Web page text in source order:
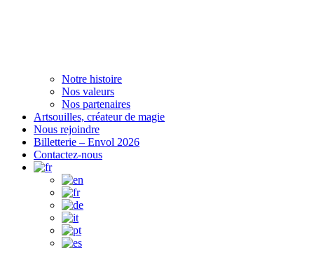
Notre histoire
Nos valeurs
Nos partenaires
Artsouilles, créateur de magie
Nous rejoindre
Billetterie – Envol 2026
Contactez-nous